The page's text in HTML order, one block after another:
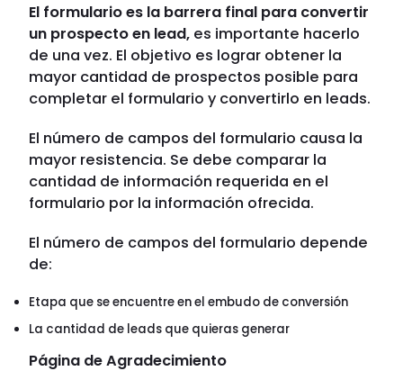
El formulario es la barrera final para convertir
un prospecto en lead, es importante hacerlo
de una vez. El objetivo es lograr obtener la
mayor cantidad de prospectos posible para
completar el formulario y convertirlo en leads.
El número de campos del formulario causa la
mayor resistencia. Se debe comparar la
cantidad de información requerida en el
formulario por la información ofrecida.
El número de campos del formulario depende
de:
Etapa que se encuentre en el embudo de conversión
La cantidad de leads que quieras generar
Página de Agradecimiento